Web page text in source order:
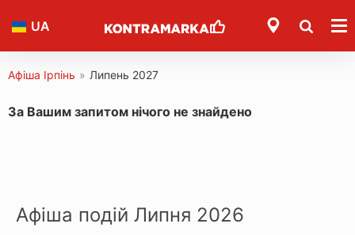
UA
Афіша Ірпінь » Липень 2027
За Вашим запитом нічого не знайдено
Афіша подій Липня 2026